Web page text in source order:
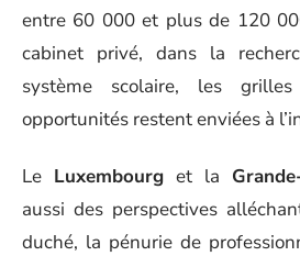
entre 60 000 et plus de 120
cabinet privé, dans la
système scolaire, les
opportunités restent enviées à
Le Luxembourg et la
aussi des perspectives
duché, la pénurie de